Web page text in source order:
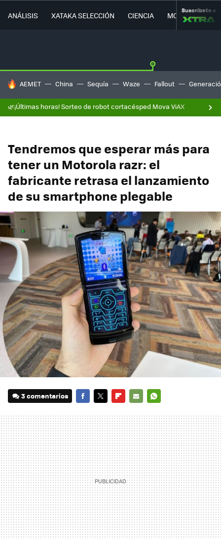
ANÁLISIS XATAKA SELECCIÓN CIENCIA MOVILIDAD
Suscríbete a
HOY SE HABLA DE
AEMET China Sequía Waze Fallout
🌿¡Últimas horas! Sorteo de robot cortacésped Mova ViAX
Tendremos que esperar más para
tener un Motorola razr: el
fabricante retrasa el lanzamiento
de su smartphone plegable
3 comentarios
MAIL